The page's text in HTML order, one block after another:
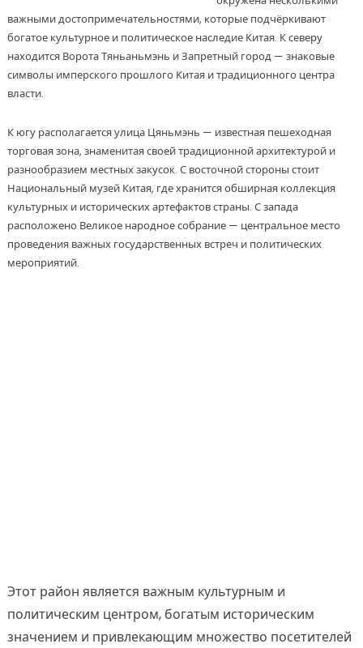
важными достопримечательностями, которые подчёркивают
богатое культурное и политическое наследие Китая. К северу
находится Ворота Тяньаньмэнь и Запретный город — знаковые
символы имперского прошлого Китая и традиционного центра
власти.
К югу располагается улица Цяньмэнь — известная пешеходная
торговая зона, знаменитая своей традиционной архитектурой и
разнообразием местных закусок. С восточной стороны стоит
Национальный музей Китая, где хранится обширная коллекция
культурных и исторических артефактов страны. С запада
расположено Великое народное собрание — центральное место
проведения важных государственных встреч и политических
мероприятий.
Этот район является важным культурным и
политическим центром, богатым историческим
значением и привлекающим множество посетителей